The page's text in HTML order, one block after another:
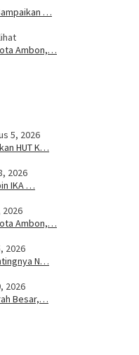
…
Ambon,…
5, 2026
HUT K…
2026
IKA …
2026
Ambon,…
2026
N…
2026
Besar,…